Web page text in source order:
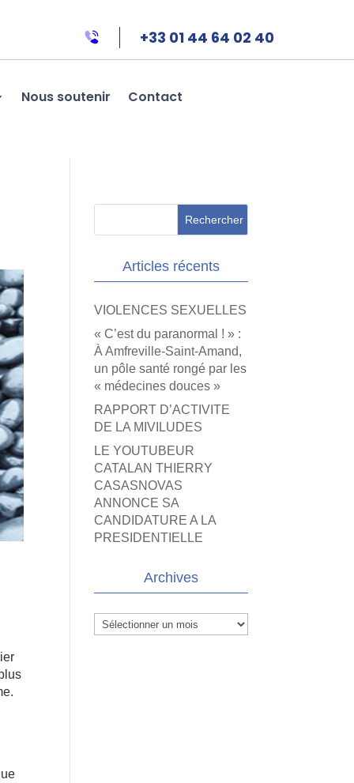
+33 01 44 64 02 40
Nous soutenir Contact
Articles récents
VIOLENCES SEXUELLES
« C’est du paranormal ! » :
À Amfreville-Saint-Amand,
un pôle santé rongé par les
« médecines douces »
RAPPORT D’ACTIVITE
DE LA MIVILUDES
LE YOUTUBEUR
CATALAN THIERRY
CASASNOVAS
ANNONCE SA
CANDIDATURE A LA
PRESIDENTIELLE
Archives
Archives